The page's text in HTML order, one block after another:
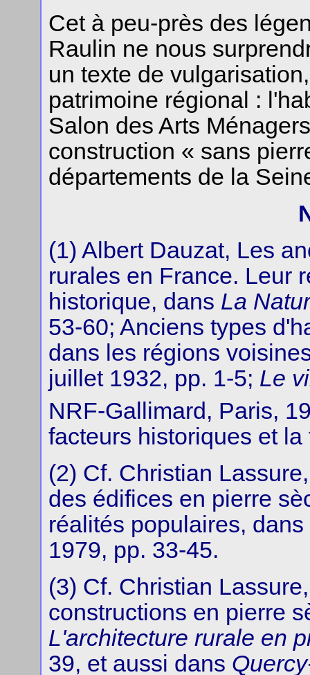
Cet à peu-près des
Raulin ne nous
un texte de
patrimoine régional :
Salon des Arts
construction « sans
départements de la
(1) Albert Dauzat, Les
rurales en France. Leur
historique, dans La
53-60; Anciens types
dans les régions
juillet 1932, pp. 1-5; Le
NRF-Gallimard, Paris,
facteurs historiques et
(2) Cf. Christian
des édifices en pierre
réalités populaires, dans
1979, pp. 33-45.
(3) Cf. Christian
constructions en pierre
L'architecture rurale en
39, et aussi dans